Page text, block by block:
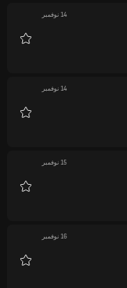
14 نوفمبر
14 نوفمبر
15 نوفمبر
16 نوفمبر